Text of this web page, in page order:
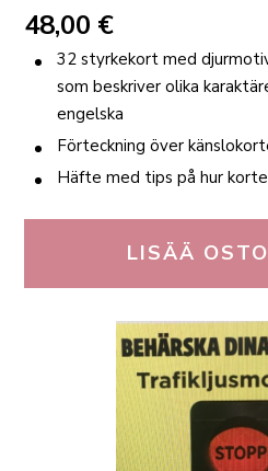
48,00 €
32 styrkekort med
som beskriver olika
engelska
Förteckning över
Häfte med tips på hur
LISÄÄ